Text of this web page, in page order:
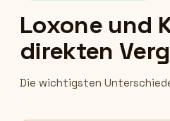
Loxone und
direkten
Die wichtigsten